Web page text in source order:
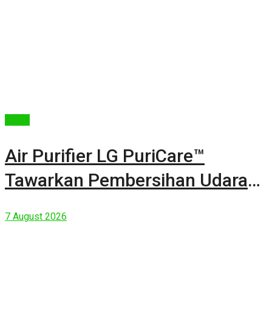
Air Purifier LG PuriCare™
Tawarkan Pembersihan Udara
7 August 2026